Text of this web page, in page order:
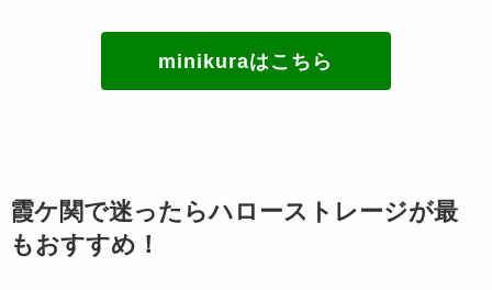
minikuraはこちら
霞ケ関で迷ったらハローストレージが最
もおすすめ！